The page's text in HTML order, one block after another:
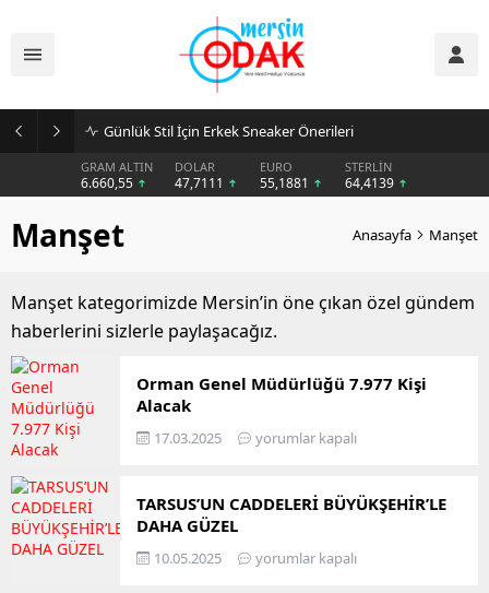
Günlük Stil İçin Erkek Sneaker Önerileri
GRAM ALTIN
6.660,55
DOLAR
47,7111
EURO
55,1881
STERLİN
64,4139
Manşet Anasayfa Manşet
Manşet kategorimizde Mersin’in öne çıkan özel gündem
haberlerini sizlerle paylaşacağız.
Orman Genel Müdürlüğü 7.977 Kişi
Alacak
17.03.2025 yorumlar kapalı
TARSUS’UN CADDELERİ BÜYÜKŞEHİR’LE
DAHA GÜZEL
10.05.2025 yorumlar kapalı